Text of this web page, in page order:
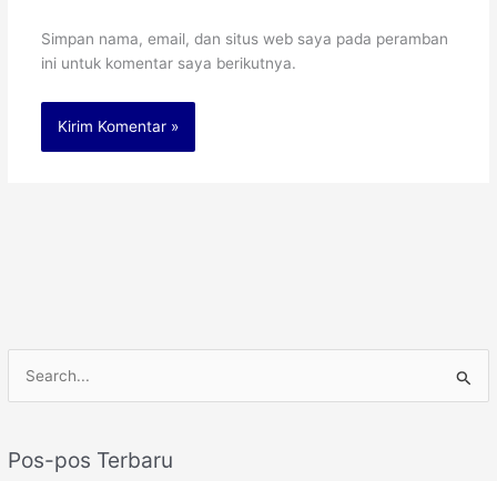
iPos-pos Terbaru
Simpan nama, email, dan situs web saya pada peramban
ini untuk komentar saya berikutnya.